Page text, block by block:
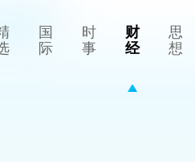
国
际
时
事
财
经
思
想